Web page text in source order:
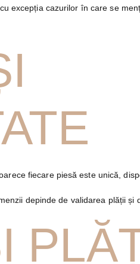
excepția cazurilor în care se
fiecare piesă este unică,
depinde de validarea plății și